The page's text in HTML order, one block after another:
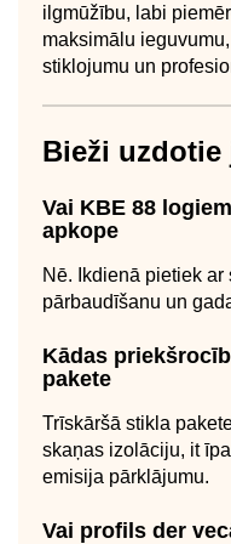
ilgmūžību, labi
maksimālu
stiklojumu un
Bieži uzdotie
Vai KBE 88
apkope
Nē. Ikdienā pietiek
pārbaudīšanu un
Kādas
pakete
Trīskāršā stikla
skaņas izolāciju, it
emisija pārklājumu.
Vai profils der